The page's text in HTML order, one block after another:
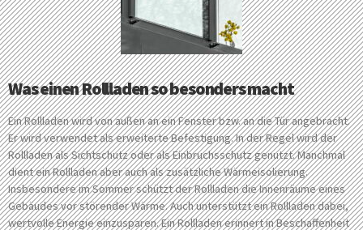
Was einen Rollladen so besonders macht
Ein Rollladen wird von außen an ein Fenster bzw. an die Tür angebracht.
Er wird verwendet als erweiterte Befestigung. In der Regel wird der
Rollladen als Sichtschutz oder als Einbruchsschutz genutzt. Manchmal
dient ein Rollladen aber auch als zusätzliche Wärmeisolierung.
Insbesondere im Sommer schützt der Rollladen die Innenräume eines
Gebäudes vor störender Wärme. Auch unterstützt ein Rollladen dabei,
wertvolle Energie einzusparen. Ein Rollladen erinnert in Beschaffenheit